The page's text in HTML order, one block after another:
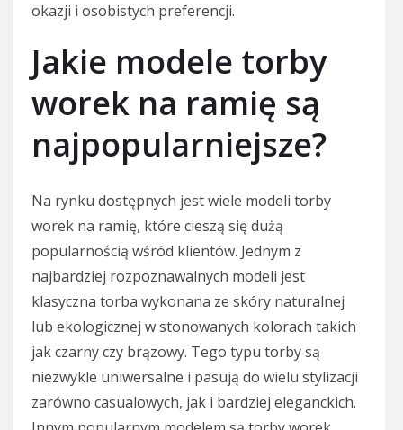
okazji i osobistych preferencji.
Jakie modele torby
worek na ramię są
najpopularniejsze?
Na rynku dostępnych jest wiele modeli torby
worek na ramię, które cieszą się dużą
popularnością wśród klientów. Jednym z
najbardziej rozpoznawalnych modeli jest
klasyczna torba wykonana ze skóry naturalnej
lub ekologicznej w stonowanych kolorach takich
jak czarny czy brązowy. Tego typu torby są
niezwykle uniwersalne i pasują do wielu stylizacji
zarówno casualowych, jak i bardziej eleganckich.